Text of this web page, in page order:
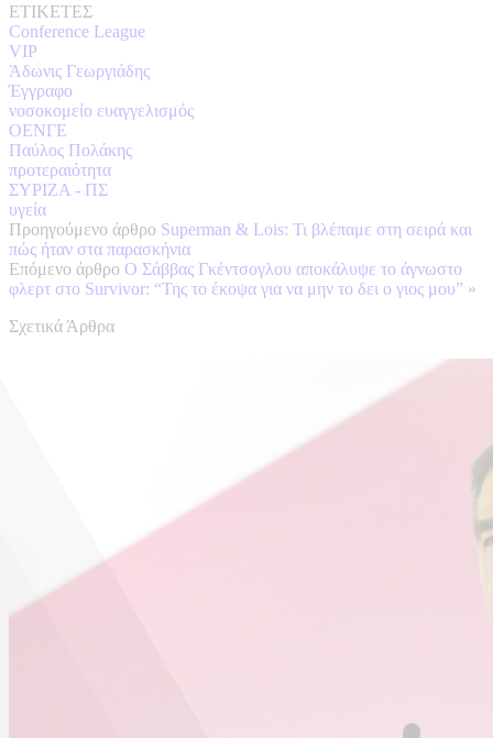
ΕΤΙΚΕΤΕΣ
Conference League
VIP
Άδωνις Γεωργιάδης
Έγγραφο
νοσοκομείο ευαγγελισμός
ΟΕΝΓΕ
Παύλος Πολάκης
προτεραιότητα
ΣΥΡΙΖΑ - ΠΣ
υγεία
Προηγούμενο άρθρο Superman & Lois: Τι βλέπαμε στη σειρά και
πώς ήταν στα παρασκήνια
Επόμενο άρθρο Ο Σάββας Γκέντσογλου αποκάλυψε το άγνωστο
φλερτ στο Survivor: “Της το έκοψα για να μην το δει ο γιος μου” »
Σχετικά Άρθρα